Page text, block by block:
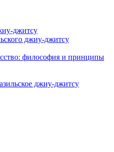
джиу-джитсу
философия и принципы
джиу-джитсу